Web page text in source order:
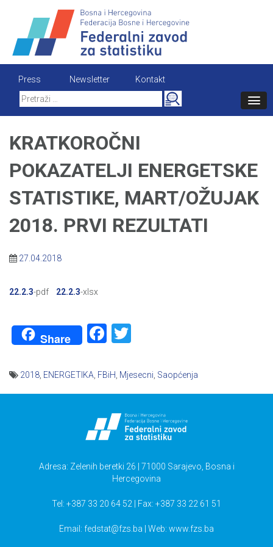
content
Press Newsletter
Kontakt
Search
for:
KRATKOROČNI
POKAZATELJI ENERGETSKE
STATISTIKE, MART/OŽUJAK
2018. PRVI REZULTATI
27.04.2018
22.2.3-pdf 22.2.3-xlsx
Share Facebook
2018 ENERGETIKA FBiH Mjesecni Saopćenja
Adresa: Zelenih beretki 26 | 71000 Sarajevo, Bosna i
Hercegovina
Tel: +387 33 20 64 52 | Fax: +387 33 22 61 51
Email: fedstat@fzs.ba | Web: www.fzs.ba